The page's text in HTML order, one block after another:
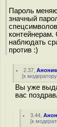
Пароль
значный
наблюдать
против :)
2.37 ,
[к модератору
Вы уже
вас
3.44 ,
[к